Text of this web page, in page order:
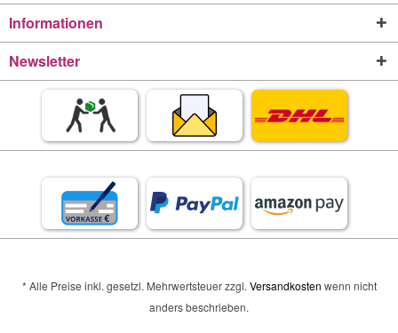
Informationen
Newsletter
* Alle Preise inkl. gesetzl. Mehrwertsteuer zzgl.Versandkosten wenn nicht
anders beschrieben.